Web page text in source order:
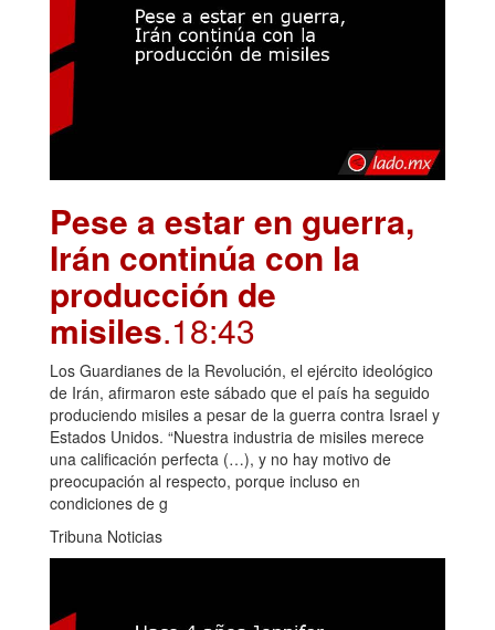
Pese a estar en guerra,
Irán continúa con la
producción de
misiles.18:43
Los Guardianes de la Revolución, el ejército ideológico
de Irán, afirmaron este sábado que el país ha seguido
produciendo misiles a pesar de la guerra contra Israel y
Estados Unidos. “Nuestra industria de misiles merece
una calificación perfecta (…), y no hay motivo de
preocupación al respecto, porque incluso en
condiciones de g
Tribuna Noticias